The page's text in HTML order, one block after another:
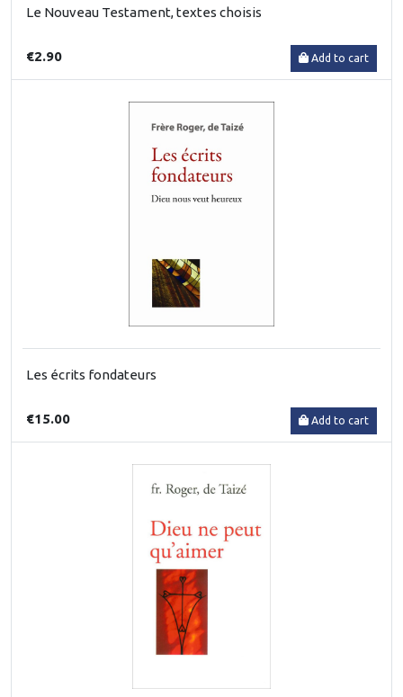
Le Nouveau Testament, textes choisis
€2.90 Add to cart
Les écrits fondateurs
€15.00 Add to cart